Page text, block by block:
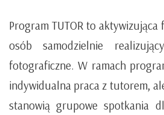
Program TUTOR to
osób samodzielnie
fotograficzne. W ramach
indywidualna praca z tutorem,
stanowią grupowe spotkania